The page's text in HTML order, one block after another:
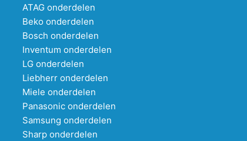
ATAG onderdelen
Beko onderdelen
Bosch onderdelen
Inventum onderdelen
LG onderdelen
Liebherr onderdelen
Miele onderdelen
Panasonic onderdelen
Samsung onderdelen
Sharp onderdelen